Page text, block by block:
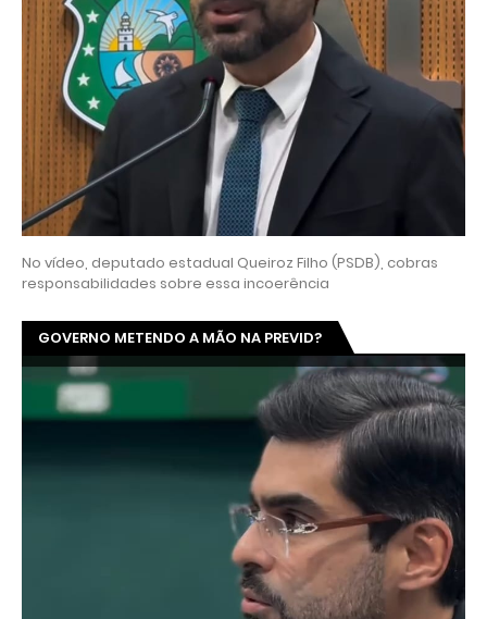
No vídeo, deputado estadual Queiroz Filho (PSDB), cobras
responsabilidades sobre essa incoerência
GOVERNO METENDO A MÃO NA PREVID?